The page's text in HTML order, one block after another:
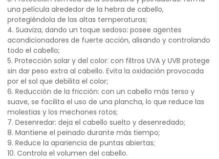
una película alrededor de la hebra de cabello,
protegiéndola de las altas temperaturas;
4. Suaviza, dando un toque sedoso: posee agentes
acondicionadores de fuerte acción, alisando y controlando
todo el cabello;
5. Protección solar y del color: con filtros UVA y UVB protege
sin dar peso extra al cabello. Evita la oxidación provocada
por el sol que debilita el color;
6. Reducción de la fricción: con un cabello más terso y
suave, se facilita el uso de una plancha, lo que reduce las
molestias y los mechones rotos;
7. Desenredar: deja el cabello suelto y desenredado;
8. Mantiene el peinado durante más tiempo;
9. Reduce la apariencia de puntas abiertas;
10. Controla el volumen del cabello.